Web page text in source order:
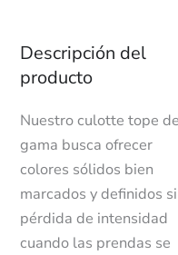
Descripción del
producto
Nuestro culotte tope de
gama busca ofrecer
colores sólidos bien
marcados y definidos
pérdida de intensidad
cuando las prendas se